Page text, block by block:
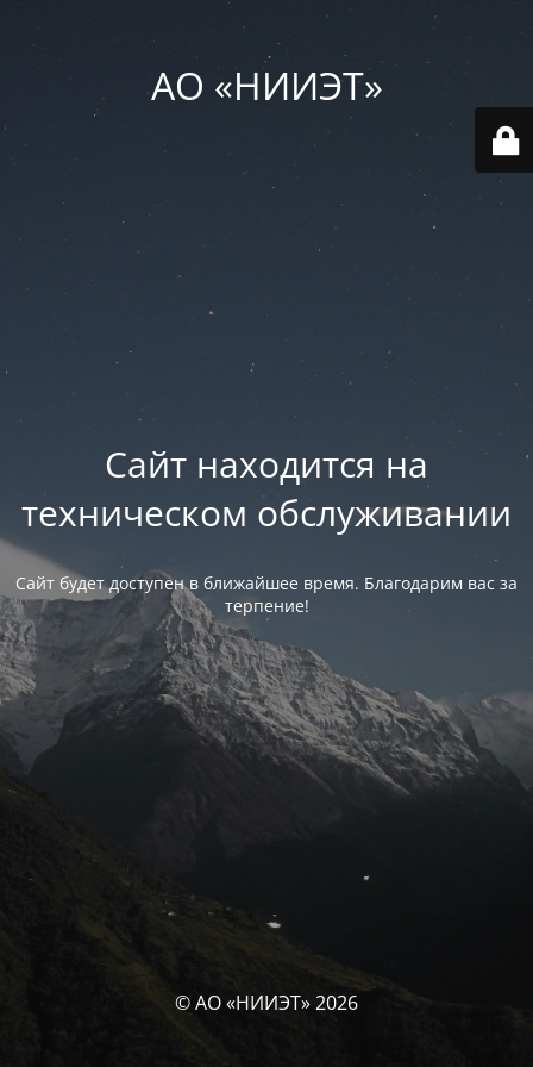
АО «НИИЭТ»
Сайт находится на
техническом обслуживании
Сайт будет доступен в ближайшее время. Благодарим вас за
терпение!
© АО «НИИЭТ» 2026